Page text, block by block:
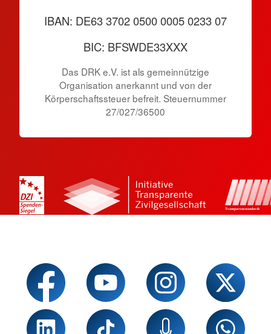
IBAN: DE63 3702 0500 0005 0233 07
BIC: BFSWDE33XXX
Das DRK e.V. ist als gemeinnützige
Organisation anerkannt und von der
Körperschaftssteuer befreit. Steuernummer
27/027/36500